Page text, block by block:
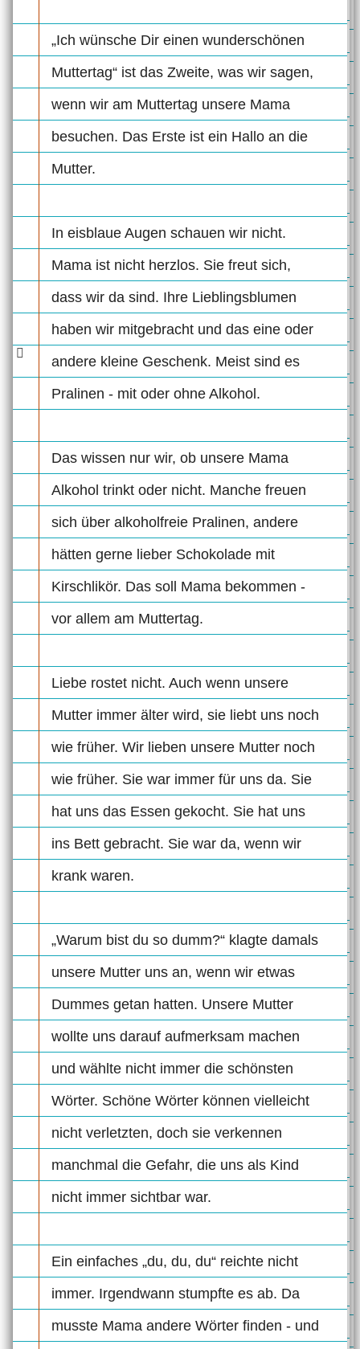
„Ich wünsche Dir einen wunderschönen
Muttertag“ ist das Zweite, was wir sagen,
wenn wir am Muttertag unsere Mama
besuchen. Das Erste ist ein Hallo an die
Mutter.
In eisblaue Augen schauen wir nicht.
Mama ist nicht herzlos. Sie freut sich,
dass wir da sind. Ihre Lieblingsblumen
haben wir mitgebracht und das eine oder
andere kleine Geschenk. Meist sind es
Pralinen - mit oder ohne Alkohol.
Das wissen nur wir, ob unsere Mama
Alkohol trinkt oder nicht. Manche freuen
sich über alkoholfreie Pralinen, andere
hätten gerne lieber Schokolade mit
Kirschlikör. Das soll Mama bekommen -
vor allem am Muttertag.
Liebe rostet nicht. Auch wenn unsere
Mutter immer älter wird, sie liebt uns noch
wie früher. Wir lieben unsere Mutter noch
wie früher. Sie war immer für uns da. Sie
hat uns das Essen gekocht. Sie hat uns
ins Bett gebracht. Sie war da, wenn wir
krank waren.
„Warum bist du so dumm?“ klagte damals
unsere Mutter uns an, wenn wir etwas
Dummes getan hatten. Unsere Mutter
wollte uns darauf aufmerksam machen
und wählte nicht immer die schönsten
Wörter. Schöne Wörter können vielleicht
nicht verletzten, doch sie verkennen
manchmal die Gefahr, die uns als Kind
nicht immer sichtbar war.
Ein einfaches „du, du, du“ reichte nicht
immer. Irgendwann stumpfte es ab. Da
musste Mama andere Wörter finden - und